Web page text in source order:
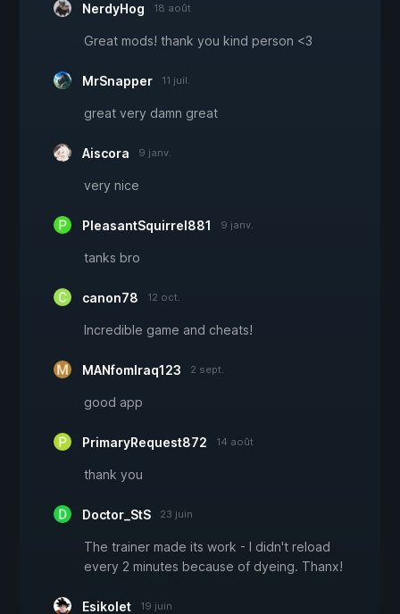
NerdyHog 18 août
Great mods! thank you kind person <3
MrSnapper 11 juil.
great very damn great
Aiscora 9 janv.
very nice
PleasantSquirrel881 9 janv.
tanks bro
canon78 12 oct.
Incredible game and cheats!
MANfomIraq123 2 sept.
good app
PrimaryRequest872 14 août
thank you
Doctor_StS 23 juin
The trainer made its work - I didn't reload
every 2 minutes because of dyeing. Thanx!
Esikolet 19 juin